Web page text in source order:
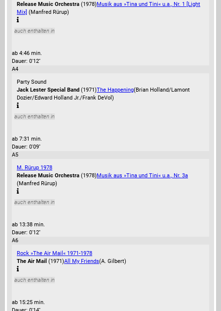
Release Music Orchestra (1978)Musik aus »Tina und Tini« u.a., Nr. 1 [Light
Mix] (Manfred Rürup)
auch enthalten in
ab 4:46 min.
Dauer: 0'12''
A4
Party Sound
Jack Lester Special Band (1971)The Happening(Brian Holland/Lamont
Dozier/Edward Holland Jr./Frank DeVol)
auch enthalten in
ab 7:31 min.
Dauer: 0'09''
A5
M. Rürup 1978
Release Music Orchestra (1978)Musik aus »Tina und Tini« u.a., Nr. 3a
(Manfred Rürup)
auch enthalten in
ab 13:38 min.
Dauer: 0'12''
A6
Rock »The Air Mail« 1971-1978
The Air Mail (1971)All My Friends(A. Gilbert)
auch enthalten in
ab 15:25 min.